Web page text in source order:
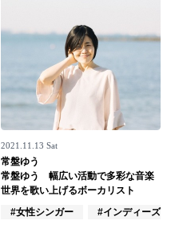
#混合ユニット
2021.11.13 Sat
常盤ゆう
常盤ゆう 幅広い活動で多彩な音楽
世界を歌い上げるボーカリスト
#女性シンガー
#インディーズ